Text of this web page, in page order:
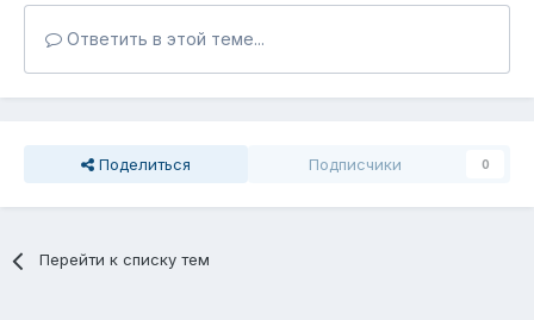
Ответить в этой теме...
Поделиться Подписчики 0
Перейти к списку тем